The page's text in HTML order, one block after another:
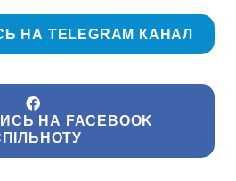
НА TELEGRAM КАНАЛ
НА FACEBOOK